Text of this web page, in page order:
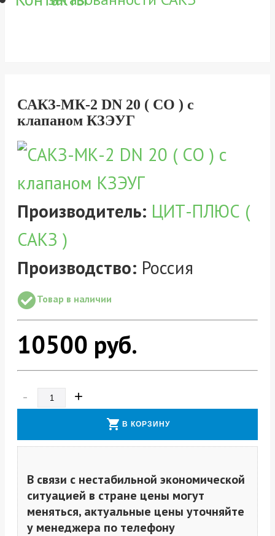
САКЗ-МК-2 DN 20 ( СО ) с
клапаном КЗЭУГ
Производитель: ЦИТ-ПЛЮС (
САКЗ )
Производство: Россия
Товар в наличии
10500 руб.
- +
shopping_cart В КОРЗИНУ
В связи с нестабильной экономической
ситуацией в стране цены могут
меняться, актуальные цены уточняйте
у менеджера по телефону